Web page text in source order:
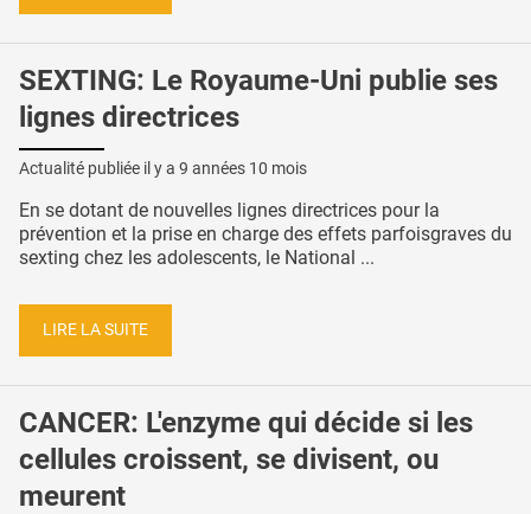
SEXTING: Le Royaume-Uni publie ses
lignes directrices
Actualité publiée il y a 9 années 10 mois
En se dotant de nouvelles lignes directrices pour la
prévention et la prise en charge des effets parfoisgraves du
sexting chez les adolescents, le National ...
LIRE LA SUITE
CANCER: L'enzyme qui décide si les
cellules croissent, se divisent, ou
meurent